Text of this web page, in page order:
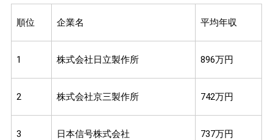
順位 企業名 平均年収
1 株式会社日立製作所 896万円
2 株式会社京三製作所 742万円
3 日本信号株式会社 737万円